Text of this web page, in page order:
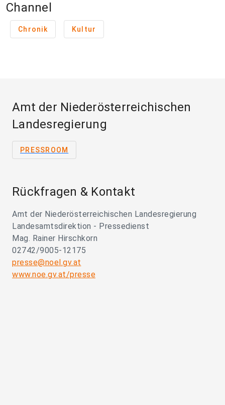
Channel
Chronik Kultur
Amt der Niederösterreichischen
Landesregierung
PRESSROOM
Rückfragen & Kontakt
Amt der Niederösterreichischen Landesregierung
Landesamtsdirektion - Pressedienst
Mag. Rainer Hirschkorn
02742/9005-12175
presse@noel.gv.at
www.noe.gv.at/presse